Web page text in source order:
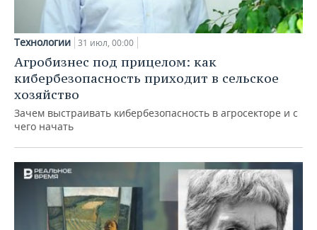
Технологии 31 июл, 00:00
Агробизнес под прицелом: как
кибербезопасность приходит в сельское
хозяйство
Зачем выстраивать кибербезопасность в агросекторе и с
чего начать